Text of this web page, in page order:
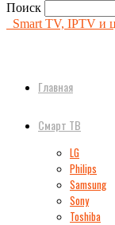
Поиск
Smart TV, IPTV и
Главная
Смарт ТВ
LG
Philips
Samsung
Sony
Toshiba